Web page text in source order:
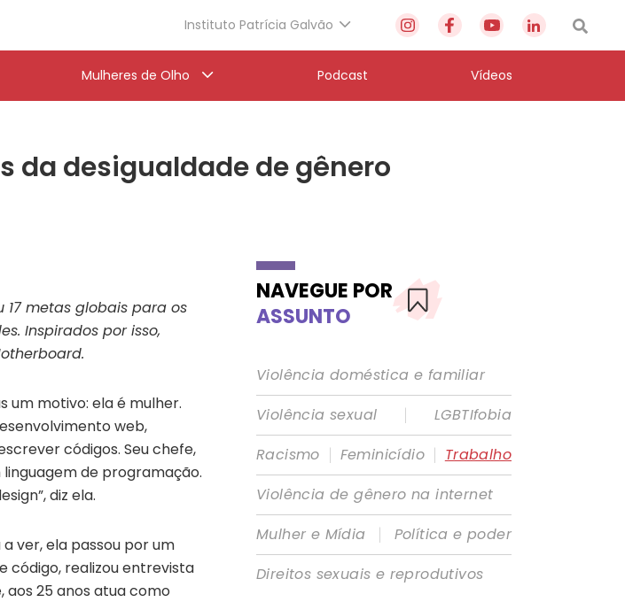
Instituto Patrícia Galvão
Mulheres de Olho Podcast Vídeos
da desigualdade de gênero
17 metas globais para os
Inspirados por isso,
um motivo: ela é mulher.
web,
códigos. Seu chefe,
de programação.
diz ela.
ver, ela passou por um
código, realizou entrevista
aos 25 anos atua como
NAVEGUE POR
ASSUNTO
Violência doméstica e familiar
Violência sexual
|
LGBTIfobia
Racismo | Feminicídio | Trabalho
Violência de gênero na internet
Mulher e Mídia
|
Política e poder
Direitos sexuais e reprodutivos